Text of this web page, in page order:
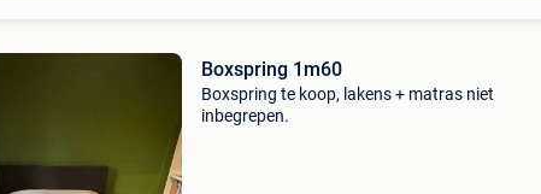
Boxspring 1m60
Boxspring te koop, lakens + matras niet
inbegrepen.